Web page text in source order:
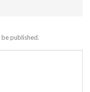
published.